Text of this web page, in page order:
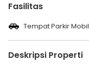
Fasilitas
Tempat Parkir Mobil
Deskripsi Properti